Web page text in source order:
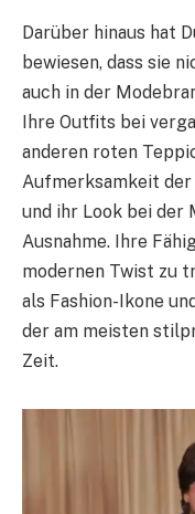
Darüber hinaus hat
bewiesen, dass sie
auch in der
Ihre Outfits bei
anderen roten
Aufmerksamkeit
und ihr Look bei der
Ausnahme. Ihre
modernen Twist zu
als Fashion-Ikone
der am meisten
Zeit.